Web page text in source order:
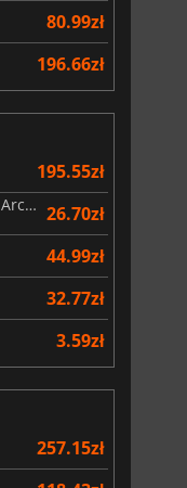
80.99zł
196.66zł
195.55zł
HellSlave II Judgment of the Archon 26.70zł
44.99zł
32.77zł
3.59zł
257.15zł